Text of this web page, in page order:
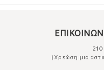
(Χρεώση μια